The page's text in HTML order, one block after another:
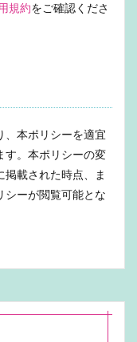
規約をご確認くださ
、本ポリシーを適宜
す。本ポリシーの変
載された時点、ま
シーが閲覧可能とな